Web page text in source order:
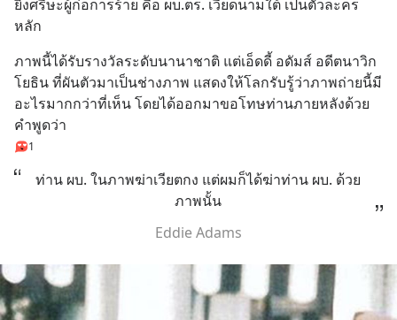
ยิงศรีษะผู้ก่อการร้าย คือ ผบ.ตร. เวียดนามใต้ เป็นตัวละคร
หลัก
ภาพนี้ได้รับรางวัลระดับนานาชาติ แต่เอ็ดดี้ อดัมส์ อดีตนาวิก
โยธิน ที่ผันตัวมาเป็นช่างภาพ แสดงให้โลกรับรู้ว่าภาพถ่ายนี้มี
อะไรมากกว่าที่เห็น โดยได้ออกมาขอโทษท่านภายหลังด้วย
คำพูดว่า
1
ท่าน ผบ. ในภาพฆ่าเวียตกง แต่ผมก็ได้ฆ่าท่าน ผบ. ด้วย
ภาพนั้น
Eddie Adams